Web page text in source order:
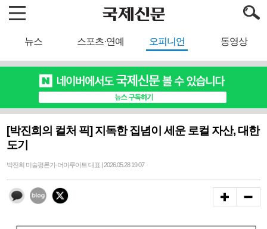
뉴스 스포츠·연예 오피니언 동영상
[박진희의 컬처 픽] 지독한 집념이 세운 로컬 자산, 대한
도기
박진희 미술평론가·더마루아트 대표 | 2026.05.28 19:07